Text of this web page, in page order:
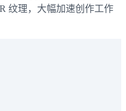
纹理，大幅加速创作工作